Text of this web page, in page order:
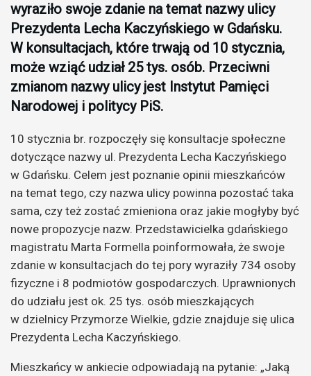
wyraziło swoje zdanie na temat nazwy ulicy
Prezydenta Lecha Kaczyńskiego w Gdańsku.
W konsultacjach, które trwają od 10 stycznia,
może wziąć udział 25 tys. osób. Przeciwni
zmianom nazwy ulicy jest Instytut Pamięci
Narodowej i politycy PiS.
10 stycznia br. rozpoczęły się konsultacje społeczne
dotyczące nazwy ul. Prezydenta Lecha Kaczyńskiego
w Gdańsku. Celem jest poznanie opinii mieszkańców
na temat tego, czy nazwa ulicy powinna pozostać taka
sama, czy też zostać zmieniona oraz jakie mogłyby być
nowe propozycje nazw. Przedstawicielka gdańskiego
magistratu Marta Formella poinformowała, że swoje
zdanie w konsultacjach do tej pory wyraziły 734 osoby
fizyczne i 8 podmiotów gospodarczych. Uprawnionych
do udziału jest ok. 25 tys. osób mieszkających
w dzielnicy Przymorze Wielkie, gdzie znajduje się ulica
Prezydenta Lecha Kaczyńskiego.
Mieszkańcy w ankiecie odpowiadają na pytanie: „Jaką